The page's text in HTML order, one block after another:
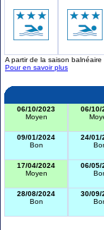
A partir de la saison
Pour en savoir plus
06/10/2023
Moyen
06/10/
09/01/2024
Bon
24/01/
17/04/2024
Moyen
06/05/
28/08/2024
Bon
30/09/